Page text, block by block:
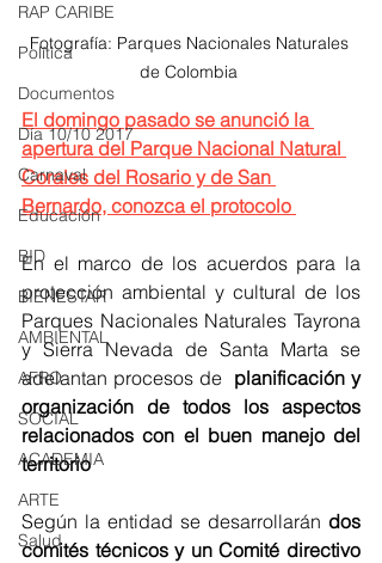
RAP CARIBE
Política
Documentos
Día 10/10 2017
Carnaval
Educación
BID
BIENESTAR
AMBIENTAL
AFRO
SOCIAL
ACADEMIA
ARTE
Salud
Fotografía: Parques Nacionales Naturales
de Colombia
El domingo pasado se anunció la
apertura del Parque Nacional Natural
Corales del Rosario y de San
Bernardo, conozca el protocolo
En el marco de los acuerdos para la
protección ambiental y cultural de los
Parques Nacionales Naturales Tayrona
y Sierra Nevada de Santa Marta se
adelantan procesos de planificación y
organización de todos los aspectos
relacionados con el buen manejo del
territorio
Según la entidad se desarrollarán dos
comités técnicos y un Comité directivo